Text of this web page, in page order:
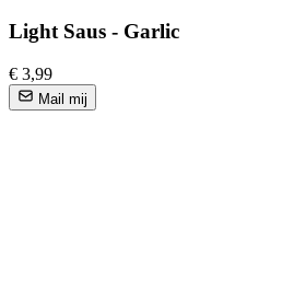
Light Saus - Garlic
€ 3,99
Mail mij